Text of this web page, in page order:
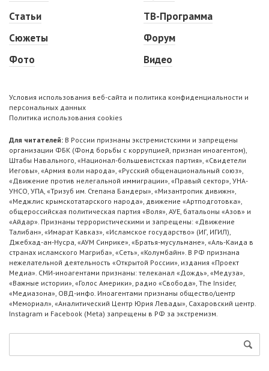
Статьи
Сюжеты
Фото
ТВ-Программа
Форум
Видео
Условия использования веб-сайта и политика конфиденциальности и
персональных данных
Политика использования cookies
Для читателей: В России признаны экстремистскими и запрещены
организации ФБК (Фонд борьбы с коррупцией, признан иноагентом),
Штабы Навального, «Национал-большевистская партия», «Свидетели
Иеговы», «Армия воли народа», «Русский общенациональный союз»,
«Движение против нелегальной иммиграции», «Правый сектор», УНА-
УНСО, УПА, «Тризуб им. Степана Бандеры», «Мизантропик дивижн»,
«Меджлис крымскотатарского народа», движение «Артподготовка»,
общероссийская политическая партия «Воля», АУЕ, батальоны «Азов» и
«Айдар». Признаны террористическими и запрещены: «Движение
Талибан», «Имарат Кавказ», «Исламское государство» (ИГ, ИГИЛ),
Джебхад-ан-Нусра, «АУМ Синрике», «Братья-мусульмане», «Аль-Каида в
странах исламского Магриба», «Сеть», «Колумбайн». В РФ признана
нежелательной деятельность «Открытой России», издания «Проект
Медиа». СМИ-иноагентами признаны: телеканал «Дождь», «Медуза»,
«Важные истории», «Голос Америки», радио «Свобода», The Insider,
«Медиазона», ОВД-инфо. Иноагентами признаны общество/центр
«Мемориал», «Аналитический Центр Юрия Левады», Сахаровский центр.
Instagram и Facebook (Metа) запрещены в РФ за экстремизм.